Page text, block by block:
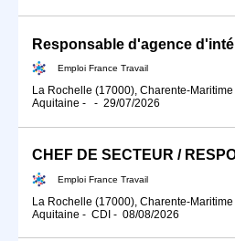
Emploi France Travail
La Rochelle (17000), Charente-
Aquitaine - - 29/07/2026
Emploi France Travail
La Rochelle (17000), Charente-
Aquitaine - CDI - 08/08/2026